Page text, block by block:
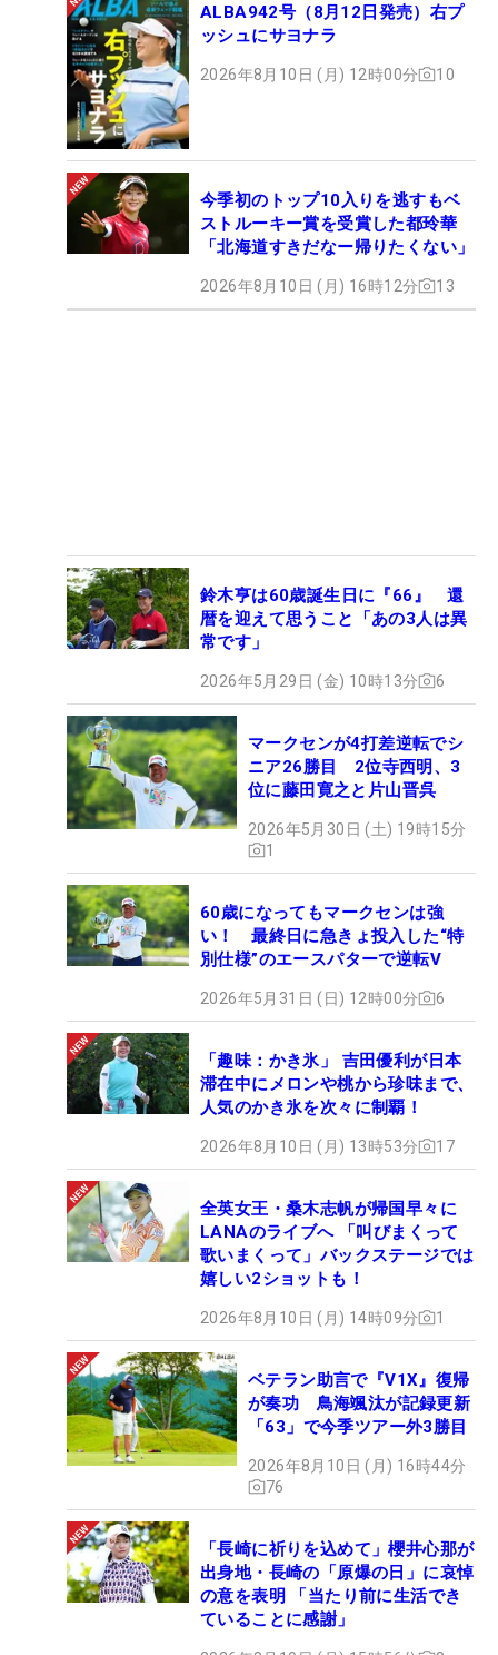
ALBA942号（8月12日発売）右プ
ッシュにサヨナラ
2026年8月10日 (月) 12時00分 10
今季初のトップ10入りを逃すもベ
ストルーキー賞を受賞した都玲華
「北海道すきだなー帰りたくない」
2026年8月10日 (月) 16時12分 13
鈴木亨は60歳誕生日に『66』 還
暦を迎えて思うこと「あの3人は異
常です」
2026年5月29日 (金) 10時13分 6
マークセンが4打差逆転でシ
ニア26勝目 2位寺西明、3
位に藤田寛之と片山晋呉
2026年5月30日 (土) 19時15分
1
60歳になってもマークセンは強
い！ 最終日に急きょ投入した“特
別仕様”のエースパターで逆転V
2026年5月31日 (日) 12時00分 6
「趣味：かき氷」 吉田優利が日本
滞在中にメロンや桃から珍味まで、
人気のかき氷を次々に制覇！
2026年8月10日 (月) 13時53分 17
全英女王・桑木志帆が帰国早々に
LANAのライブへ 「叫びまくって
歌いまくって」バックステージでは
嬉しい2ショットも！
2026年8月10日 (月) 14時09分 1
ベテラン助言で『V1X』復帰
が奏功 鳥海颯汰が記録更新
「63」で今季ツアー外3勝目
2026年8月10日 (月) 16時44分
76
「長崎に祈りを込めて」櫻井心那が
出身地・長崎の「原爆の日」に哀悼
の意を表明 「当たり前に生活でき
ていることに感謝」